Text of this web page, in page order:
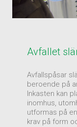
Avfallet
Avfallspåsar
beroende på
Inkasten kan
inomhus,
utformas på
krav på form